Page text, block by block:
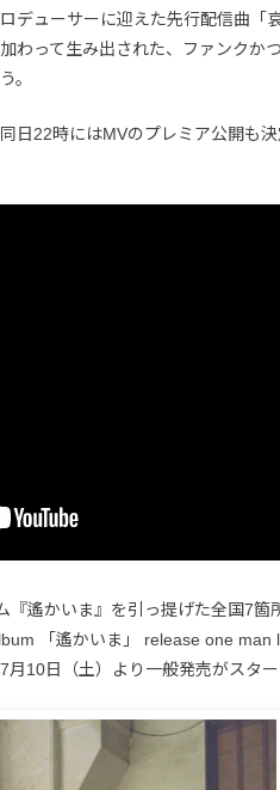
デューサーに迎えた先行配信曲「
わって生み出された、ファンクか
。
日22時にはMVのプレミア公開も
『遙かいま』を引っ提げた全国7箇
「遙かいま」 release one man
10日（土）より一般発売がスター